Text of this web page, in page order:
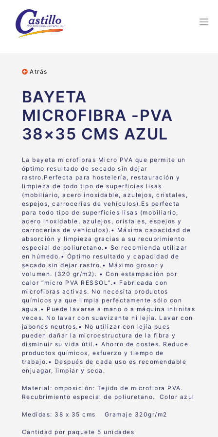
Atrás
BAYETA
MICROFIBRA -PVA
38×35 CMS AZUL
La bayeta microfibras Micro PVA que permite un
óptimo resultado de secado sin dejar
rastro.Perfecta para hostelería, restauración y
limpieza de todo tipo de superficies lisas
(mobiliario, acero inoxidable, azulejos,cristales,
espejos, carrocerías de vehículos).Es perfecta
para todo tipo de superficies lisas (mobiliario,
acero inoxidable, azulejos, cristales, espejos y
carrocerías de vehículos).• Máxima capacidad de
absorción y limpieza gracias a su recubrimiento
especial de poliuretano.• Se recomienda utilizar
en húmedo.• Óptimo resultado y capacidad de
secado sin dejar rastro.• Máximo grosor y
volumen. (320 gr/m2). • Con estampación por
calor “micro PVA RESSOL”.• Fabricada con
microfibras activas. No necesita productos
químicos ya que limpia perfectamente sólo con
agua.• Puede lavarse a mano o a máquina infinitas
veces. No lavar con suavizante ni lejía. Lavar con
jabones neutros.• No utilizar con lejía pues
pueden dañar la microestructura de la fibra y
disminuir su vida útil.• Ahorro de costes. Reduce
productos químicos, esfuerzo y tiempo de
trabajo.• Después de cada uso es recomendable
enjuagar, limpiar y seca.
Material: omposición: Tejido de microfibra PVA.
Recubrimiento especial de poliuretan o. Color azul
Medidas: 38 x 35 cms Gramaje 320gr/m2
Cantidad por paquete 5 unidades